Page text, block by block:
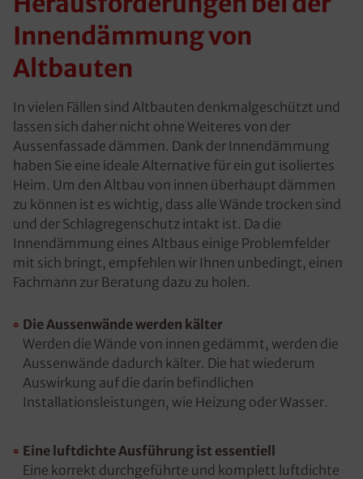
Innendämmung von
Altbauten
In vielen Fällen sind Altbauten denkmalgeschützt und
lassen sich daher nicht ohne Weiteres von der
Aussenfassade dämmen. Dank der Innendämmung
haben Sie eine ideale Alternative für ein gut isoliertes
Heim. Um den Altbau von innen überhaupt dämmen
zu können ist es wichtig, dass alle Wände trocken sind
und der Schlagregenschutz intakt ist. Da die
Innendämmung eines Altbaus einige Problemfelder
mit sich bringt, empfehlen wir Ihnen unbedingt, einen
Fachmann zur Beratung dazu zu holen.
Die Aussenwände werden kälter
Werden die Wände von innen gedämmt, werden die
Aussenwände dadurch kälter. Die hat wiederum
Auswirkung auf die darin befindlichen
Installationsleistungen, wie Heizung oder Wasser.
Eine luftdichte Ausführung ist essentiell
Eine korrekt durchgeführte und komplett luftdichte